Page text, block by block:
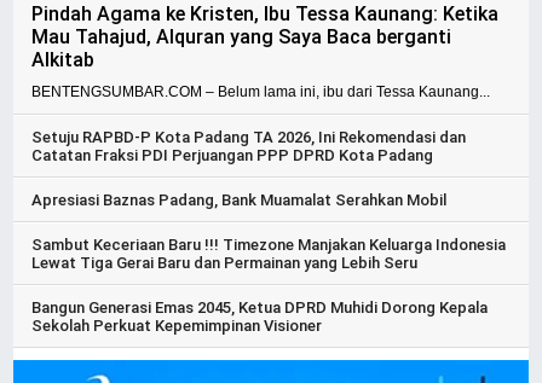
Pindah Agama ke Kristen, Ibu Tessa Kaunang: Ketika
Mau Tahajud, Alquran yang Saya Baca berganti
Alkitab
BENTENGSUMBAR.COM – Belum lama ini, ibu dari Tessa Kaunang...
Setuju RAPBD-P Kota Padang TA 2026, Ini Rekomendasi dan
Catatan Fraksi PDI Perjuangan PPP DPRD Kota Padang
Apresiasi Baznas Padang, Bank Muamalat Serahkan Mobil
Sambut Keceriaan Baru !!! Timezone Manjakan Keluarga Indonesia
Lewat Tiga Gerai Baru dan Permainan yang Lebih Seru
Bangun Generasi Emas 2045, Ketua DPRD Muhidi Dorong Kepala
Sekolah Perkuat Kepemimpinan Visioner